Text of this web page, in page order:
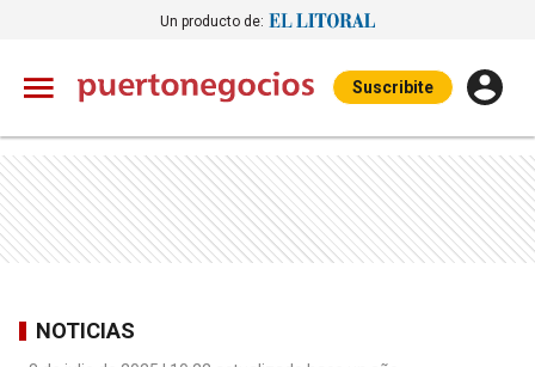
Un producto de:
Suscribite
NOTICIAS